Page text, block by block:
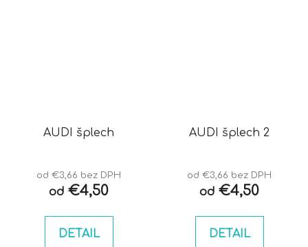
AUDI šplech
od €3,66 bez DPH
od €4,50
DETAIL
AUDI šplech 2
od €3,66 bez DPH
od €4,50
DETAIL